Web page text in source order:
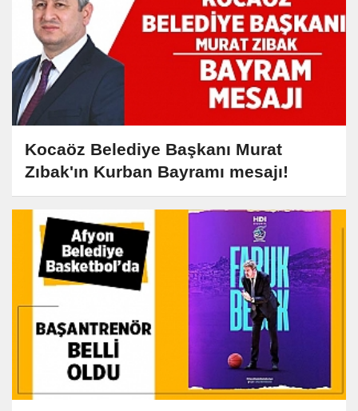
Kocaöz Belediye Başkanı Murat
Zıbak'ın Kurban Bayramı mesajı!